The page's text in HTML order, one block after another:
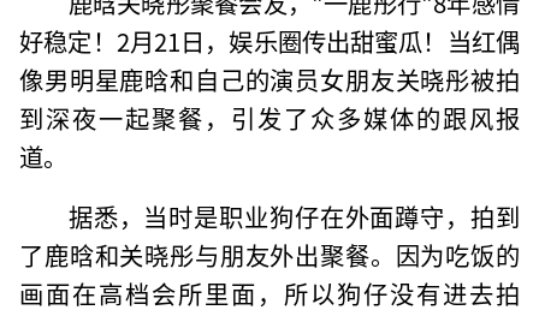
好稳定！2月21日，娱乐圈传出甜蜜瓜！当红偶
像男明星鹿晗和自己的演员女朋友关晓彤被拍
到深夜一起聚餐，引发了众多媒体的跟风报
道。
据悉，当时是职业狗仔在外面蹲守，拍到
了鹿晗和关晓彤与朋友外出聚餐。因为吃饭的
画面在高档会所里面，所以狗仔没有进去拍